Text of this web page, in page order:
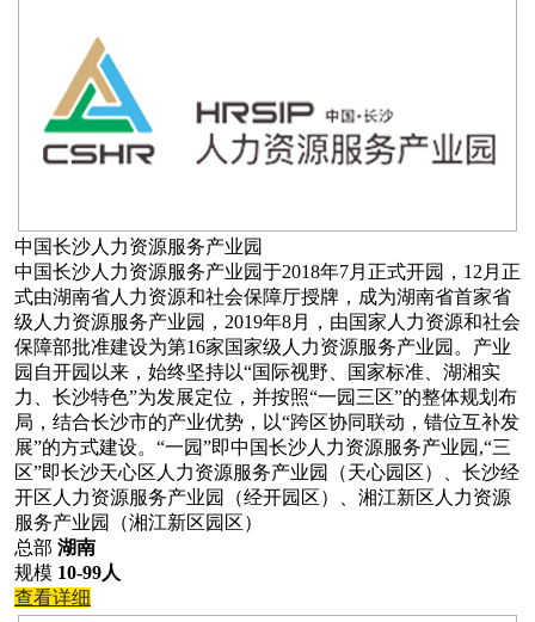
中国长沙人力资源服务产业园
中国长沙人力资源服务产业园于2018年7月正式开园，12月正
式由湖南省人力资源和社会保障厅授牌，成为湖南省首家省
级人力资源服务产业园，2019年8月，由国家人力资源和社会
保障部批准建设为第16家国家级人力资源服务产业园。产业
园自开园以来，始终坚持以“国际视野、国家标准、湖湘实
力、长沙特色”为发展定位，并按照“一园三区”的整体规划布
局，结合长沙市的产业优势，以“跨区协同联动，错位互补发
展”的方式建设。“一园”即中国长沙人力资源服务产业园,“三
区”即长沙天心区人力资源服务产业园（天心园区）、长沙经
开区人力资源服务产业园（经开园区）、湘江新区人力资源
服务产业园（湘江新区园区）
总部 湖南
规模 10-99人
查看详细